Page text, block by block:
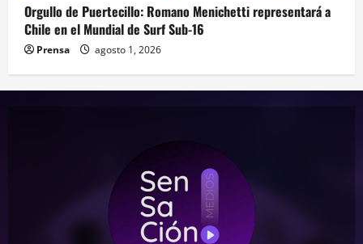
Orgullo de Puertecillo: Romano Menichetti representará a
Chile en el Mundial de Surf Sub-16
Prensa agosto 1, 2026